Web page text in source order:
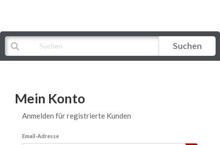
Suchen
Mein Konto
Anmelden für registrierte Kunden
Email-Adresse